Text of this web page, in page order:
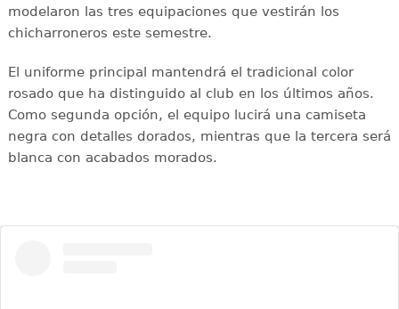
modelaron las tres equipaciones que vestirán los
chicharroneros este semestre.
El uniforme principal mantendrá el tradicional color
rosado que ha distinguido al club en los últimos años.
Como segunda opción, el equipo lucirá una camiseta
negra con detalles dorados, mientras que la tercera será
blanca con acabados morados.